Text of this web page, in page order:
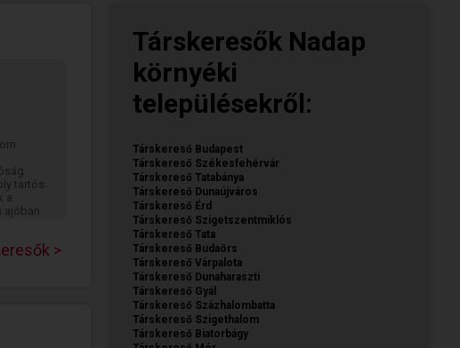
tartós
a
ajóban
>
Társkeresők Nadap
környéki
településekről:
Társkereső Budapest
Társkereső Székesfehérvár
Társkereső Tatabánya
Társkereső Dunaújváros
Társkereső Érd
Társkereső Szigetszentmiklós
Társkereső Tata
Társkereső Budaörs
Társkereső Várpalota
Társkereső Dunaharaszti
Társkereső Gyál
Társkereső Százhalombatta
Társkereső Szigethalom
Társkereső Biatorbágy